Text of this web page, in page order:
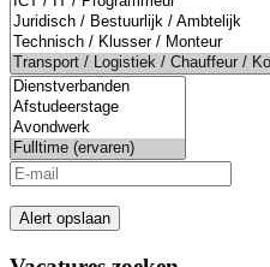
Alert opslaan